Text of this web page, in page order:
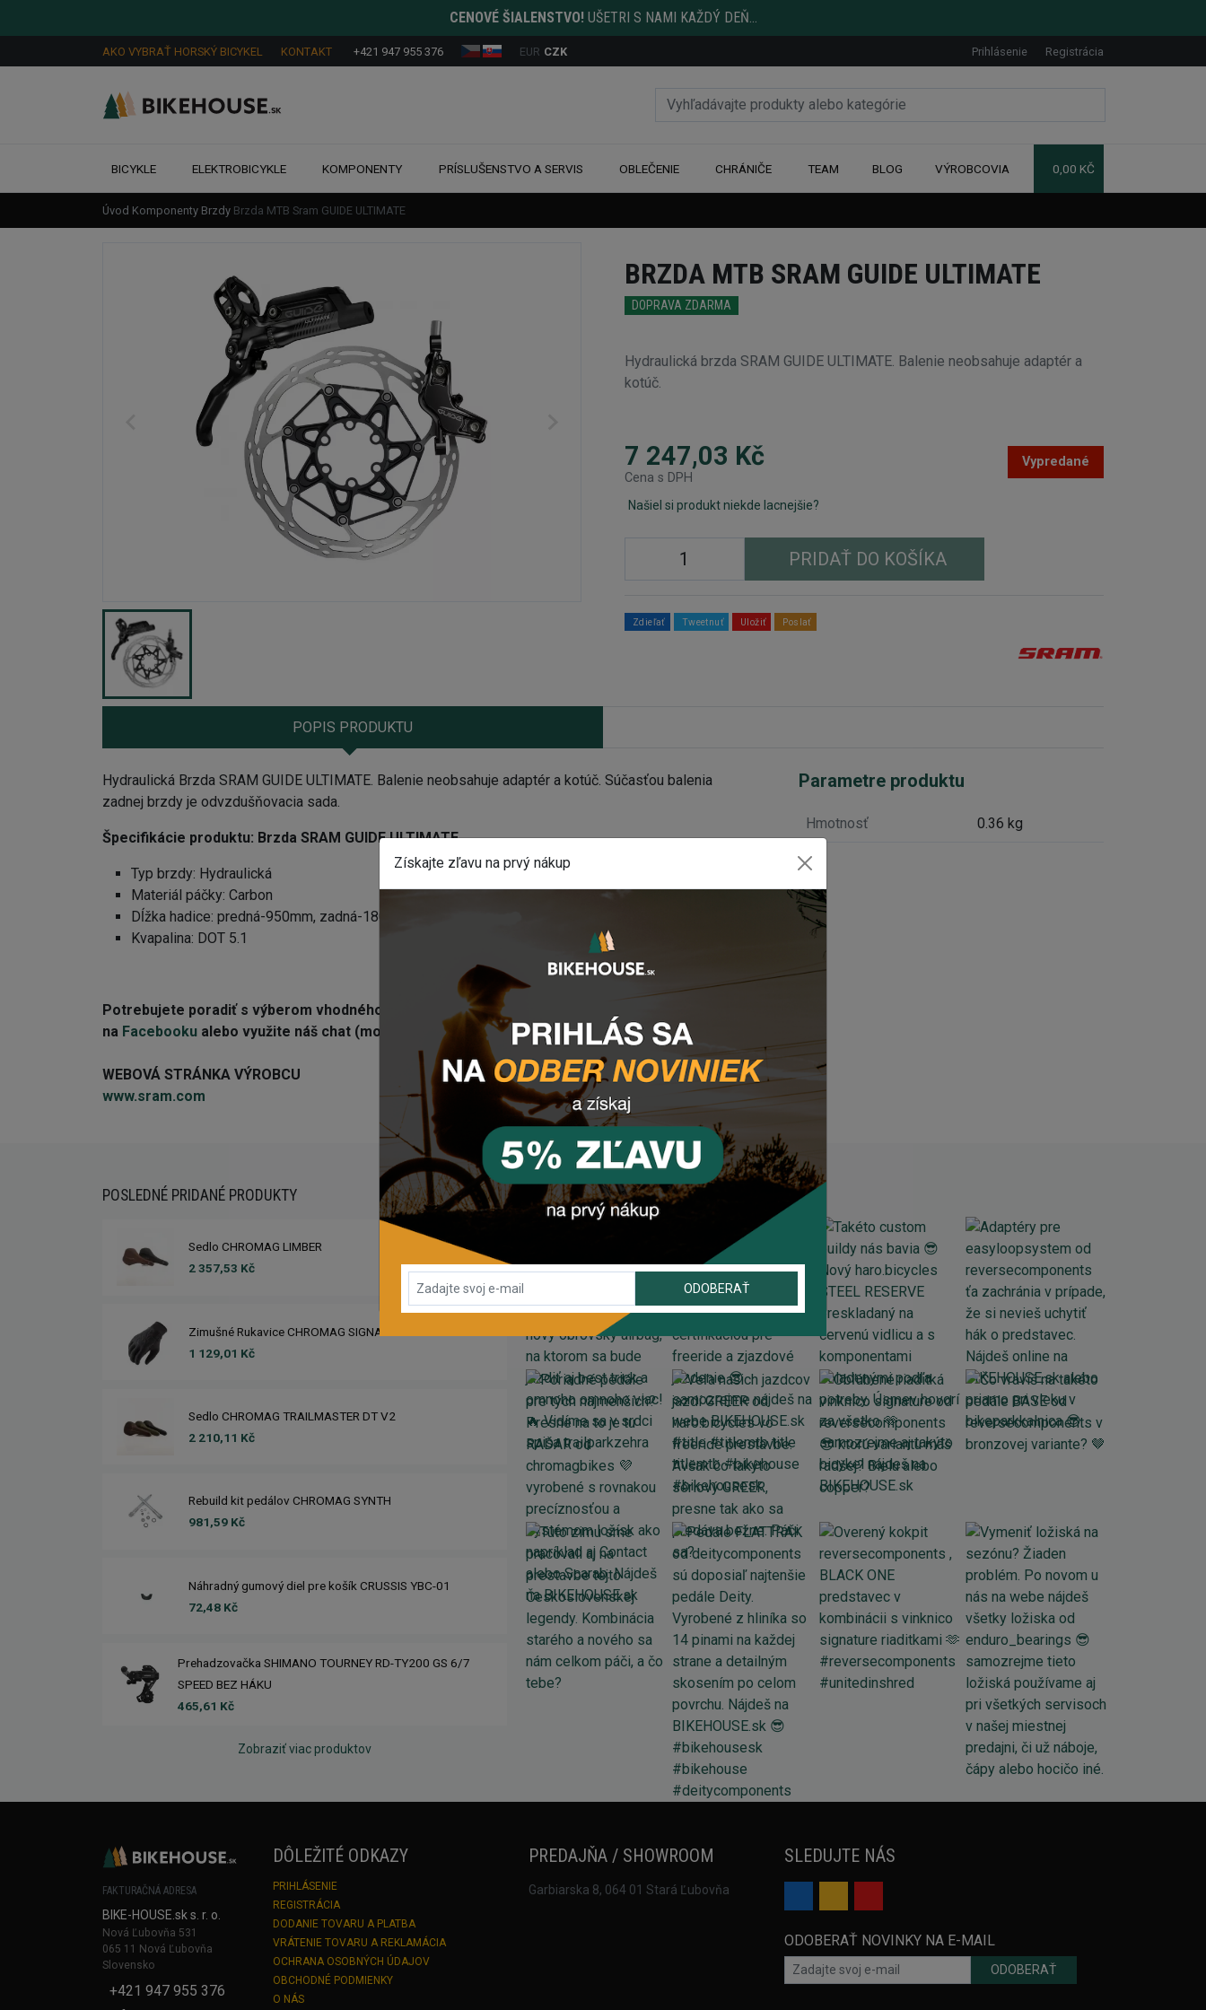
CENOVÉ ŠIALENSTVO! UŠETRI S NAMI KAŽDÝ DEŇ...
AKO VYBRAŤ HORSKÝ BICYKEL KONTAKT +421 947 955 376 EUR CZK Prihlásenie Registrácia
BICYKLE ELEKTROBICYKLE KOMPONENTY PRÍSLUŠENSTVO A SERVIS OBLEČENIE CHRÁNIČE TEAM BLOG VÝROBCOVIA 0,00 KČ
Úvod Komponenty Brzdy Brzda MTB Sram GUIDE ULTIMATE
BRZDA MTB SRAM GUIDE ULTIMATE
DOPRAVA ZDARMA
Hydraulická brzda SRAM GUIDE ULTIMATE. Balenie neobsahuje adaptér a
kotúč.
7 247,03 Kč
Cena s DPH
Vypredané
Našiel si produkt niekde lacnejšie?
PRIDAŤ DO KOŠÍKA
Zdieľať Tweetnuť Uložiť Poslať
POPIS PRODUKTU
Hydraulická Brzda SRAM GUIDE ULTIMATE. Balenie neobsahuje adaptér a kotúč. Súčasťou balenia
zadnej brzdy je odvzdušňovacia sada.
Špecifikácie produktu: Brzda SRAM GUIDE ULTIMATE
Typ brzdy: Hydraulická
Materiál páčky: Carbon
Dĺžka hadice: predná-950mm, zadná-1800mm
Kvapalina: DOT 5.1
Potrebujete poradiť s výberom vhodného komponentu? Z anechajte nám
na Facebooku alebo využite náš chat (modré tlačidlo vpravo dole).
WEBOVÁ STRÁNKA VÝROBCU
www.sram.com
Parametre produktu
Hmotnosť 0.36 kg
POSLEDNÉ PRIDANÉ PRODUKTY
Sedlo CHROMAG LIMBER
2 357,53 Kč
Zimušné Rukavice CHROMAG SIGNAL
1 129,01 Kč
Sedlo CHROMAG TRAILMASTER DT V2
2 210,11 Kč
Rebuild kit pedálov CHROMAG SYNTH
981,59 Kč
Náhradný gumový diel pre košík CRUSSIS YBC-01
72,48 Kč
Prehadzovačka SHIMANO TOURNEY RD-TY200 GS 6/7
SPEED BEZ HÁKU
465,61 Kč
Zobraziť viac produktov
INSTAGRAM#BIKEHOUSESK
FAKTURAČNÁ ADRESA
BIKE-HOUSE.sk s. r. o.
Nová Ľubovňa 531
065 11 Nová Ľubovňa
Slovensko
+421 947 955 376
DÔLEŽITÉ ODKAZY
PRIHLÁSENIE
REGISTRÁCIA
DODANIE TOVARU A PLATBA
VRÁTENIE TOVARU A REKLAMÁCIA
OCHRANA OSOBNÝCH ÚDAJOV
OBCHODNÉ PODMIENKY
O NÁS
PREDAJŇA / SHOWROOM
Garbiarska 8, 064 01 Stará Ľubovňa
SLEDUJTE NÁS
ODOBERAŤ NOVINKY NA E-MAIL
ODOBERAŤ
Získajte zľavu na prvý nákup
ODOBERAŤ